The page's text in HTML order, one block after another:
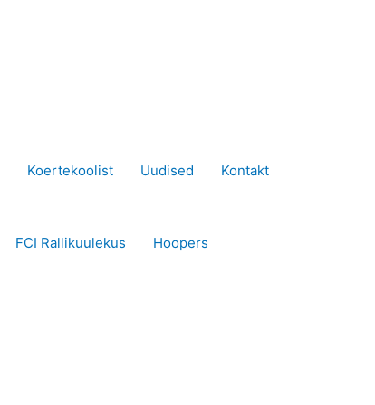
Koertekoolist Uudised Kontakt
FCI Rallikuulekus Hoopers